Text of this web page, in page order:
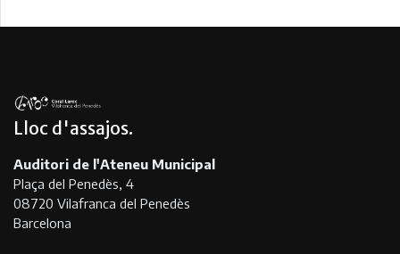
Lloc d'assajos
Auditori de l'Ateneu Municipal
Plaça del Penedès, 4
08720 Vilafranca del Penedès
Barcelona